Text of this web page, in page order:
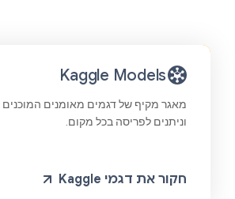
Kaggle Models
מאגר מקיף של דגמים מאומנים המוכנים
וניתנים לפריסה בכל מקום.
חקור את דגמי Kaggle